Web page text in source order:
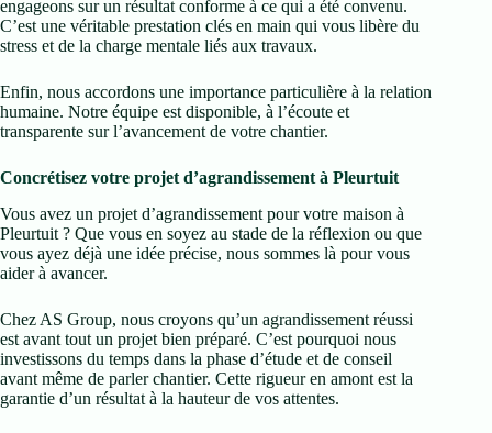
engageons sur un résultat conforme à ce qui a été convenu.
C’est une véritable prestation clés en main qui vous libère du
stress et de la charge mentale liés aux travaux.
Enfin, nous accordons une importance particulière à la relation
humaine. Notre équipe est disponible, à l’écoute et
transparente sur l’avancement de votre chantier.
Concrétisez votre projet d’agrandissement à Pleurtuit
Vous avez un projet d’agrandissement pour votre maison à
Pleurtuit ? Que vous en soyez au stade de la réflexion ou que
vous ayez déjà une idée précise, nous sommes là pour vous
aider à avancer.
Chez AS Group, nous croyons qu’un agrandissement réussi
est avant tout un projet bien préparé. C’est pourquoi nous
investissons du temps dans la phase d’étude et de conseil
avant même de parler chantier. Cette rigueur en amont est la
garantie d’un résultat à la hauteur de vos attentes.